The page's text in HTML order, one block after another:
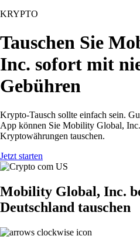
KRYPTO
Tauschen Sie
Inc. sofort mit
Gebühren
Krypto-Tausch sollte einfach sein.
App können Sie Mobility Global,
Kryptowährungen tauschen.
Jetzt starten
Mobility Global, Inc.
Deutschland tauschen